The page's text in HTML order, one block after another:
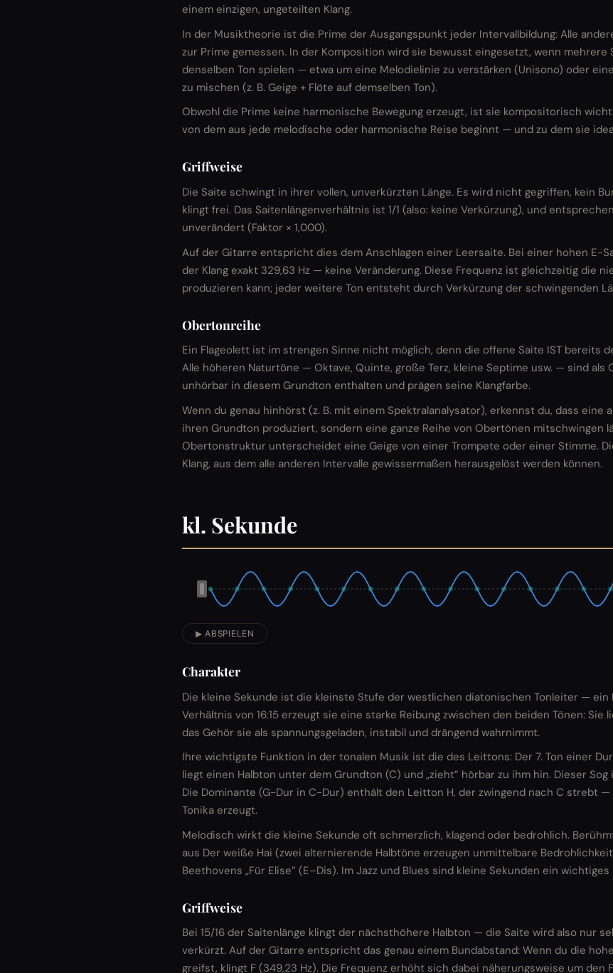
einem einzigen, ungeteilten Klang.
In der Musiktheorie ist die Prime der Ausgangspunkt jeder Intervallbildung: Alle
zur Prime gemessen. In der Komposition wird sie bewusst eingesetzt, wenn
denselben Ton spielen — etwa um eine Melodielinie zu verstärken (Unisono) oder
zu mischen (z. B. Geige + Flöte auf demselben Ton).
Obwohl die Prime keine harmonische Bewegung erzeugt, ist sie kompositorisch
von dem aus jede melodische oder harmonische Reise beginnt — und zu dem sie
Griffweise
Die Saite schwingt in ihrer vollen, unverkürzten Länge. Es wird nicht gegriffen, kein
klingt frei. Das Saitenlängenverhältnis ist 1/1 (also: keine Verkürzung), und
unverändert (Faktor × 1,000).
Auf der Gitarre entspricht dies dem Anschlagen einer Leersaite. Bei einer hohen E-
der Klang exakt 329,63 Hz — keine Veränderung. Diese Frequenz ist gleichzeitig die
produzieren kann; jeder weitere Ton entsteht durch Verkürzung der schwingenden
Obertonreihe
Ein Flageolett ist im strengen Sinne nicht möglich, denn die offene Saite IST bereits
Alle höheren Naturtöne — Oktave, Quinte, große Terz, kleine Septime usw. — sind als
unhörbar in diesem Grundton enthalten und prägen seine Klangfarbe.
Wenn du genau hinhörst (z. B. mit einem Spektralanalysator), erkennst du, dass eine
ihren Grundton produziert, sondern eine ganze Reihe von Obertönen mitschwingen
Obertonstruktur unterscheidet eine Geige von einer Trompete oder einer Stimme.
Klang, aus dem alle anderen Intervalle gewissermaßen herausgelöst werden können.
kl. Sekunde
▶ ABSPIELEN
Charakter
Die kleine Sekunde ist die kleinste Stufe der westlichen diatonischen Tonleiter —
Verhältnis von 16:15 erzeugt sie eine starke Reibung zwischen den beiden Tönen: Sie
das Gehör sie als spannungsgeladen, instabil und drängend wahrnimmt.
Ihre wichtigste Funktion in der tonalen Musik ist die des Leittons: Der 7. Ton einer
liegt einen Halbton unter dem Grundton (C) und „zieht” hörbar zu ihm hin. Dieser
Die Dominante (G-Dur in C-Dur) enthält den Leitton H, der zwingend nach C strebt
Tonika erzeugt.
Melodisch wirkt die kleine Sekunde oft schmerzlich, klagend oder bedrohlich.
aus Der weiße Hai (zwei alternierende Halbtöne erzeugen unmittelbare
Beethovens „Für Elise” (E–Dis). Im Jazz und Blues sind kleine Sekunden ein
Griffweise
Bei 15/16 der Saitenlänge klingt der nächsthöhere Halbton — die Saite wird also nur
verkürzt. Auf der Gitarre entspricht das genau einem Bundabstand: Wenn du die
greifst, klingt F (349,23 Hz). Die Frequenz erhöht sich dabei näherungsweise um den